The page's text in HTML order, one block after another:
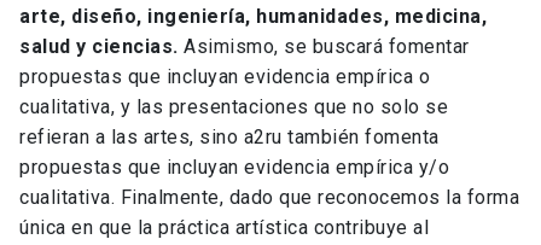
arte, diseño, ingeniería, humanidades, medicina,
salud y ciencias. Asimismo, se buscará fomentar
propuestas que incluyan evidencia empírica o
cualitativa, y las presentaciones que no solo se
refieran a las artes, sino a2ru también fomenta
propuestas que incluyan evidencia empírica y/o
cualitativa. Finalmente, dado que reconocemos la forma
única en que la práctica artística contribuye al